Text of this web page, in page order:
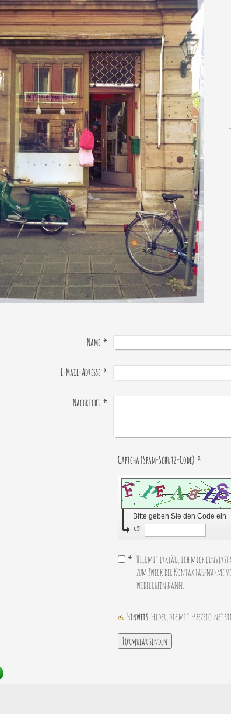
Name:*
E-Mail-Adresse:*
Nachricht:*
Captcha (Spam-Schutz-Code): *
Bitte geben Sie den Code ein
↺
* Hiermit erkläre ich mich
zum Zweck der
widerrufen kann.
Hinweis : Felder, die mit *bezeichnet